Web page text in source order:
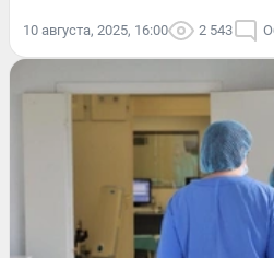
10 августа, 2025, 16:00 2 543